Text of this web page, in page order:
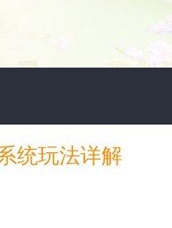
统玩法详解